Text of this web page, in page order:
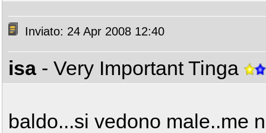
Inviato: 24 Apr 2008 12:40
isa - Very Important Tinga
baldo...si vedono male..me